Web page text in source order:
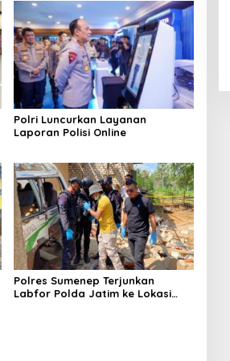
Polri Luncurkan Layanan
Laporan Polisi Online
Polres Sumenep Terjunkan
Labfor Polda Jatim ke Lokasi